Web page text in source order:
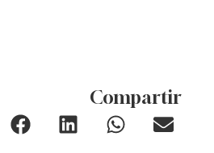
Compartir